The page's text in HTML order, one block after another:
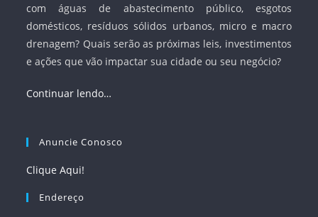
com águas de abastecimento público, esgotos
domésticos, resíduos sólidos urbanos, micro e macro
drenagem? Quais serão as próximas leis, investimentos
e ações que vão impactar sua cidade ou seu negócio?
Continuar lendo…
Anuncie Conosco
Clique Aqui!
Endereço